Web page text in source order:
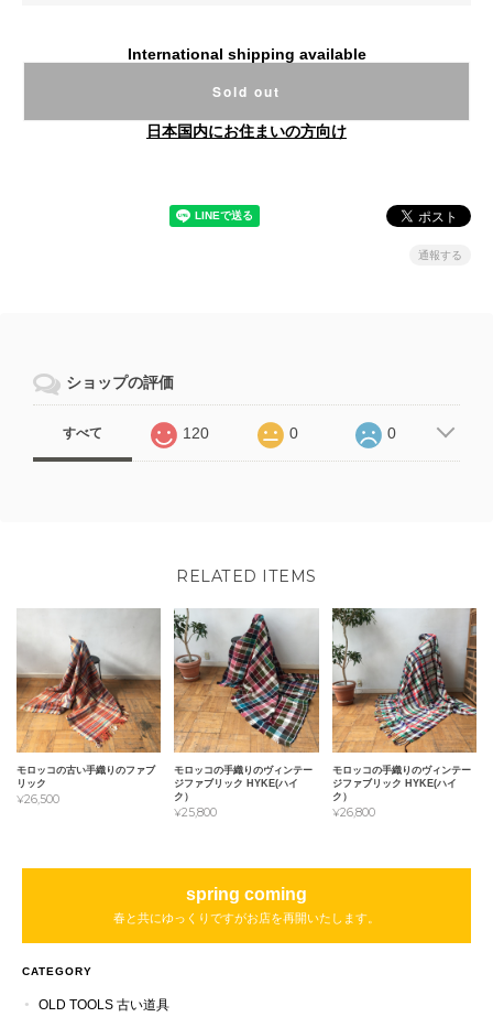
International shipping available
Sold out
日本国内にお住まいの方向け
通報する
ショップの評価
すべて 120 0 0
RELATED ITEMS
モロッコの古い手織りのファブ
リック
¥26,500
モロッコの手織りのヴィンテー
ジファブリック HYKE(ハイ
ク）
¥25,800
モロッコの手織りのヴィンテー
ジファブリック HYKE(ハイ
ク）
¥26,800
spring coming
春と共にゆっくりですがお店を再開いたします。
CATEGORY
OLD TOOLS 古い道具